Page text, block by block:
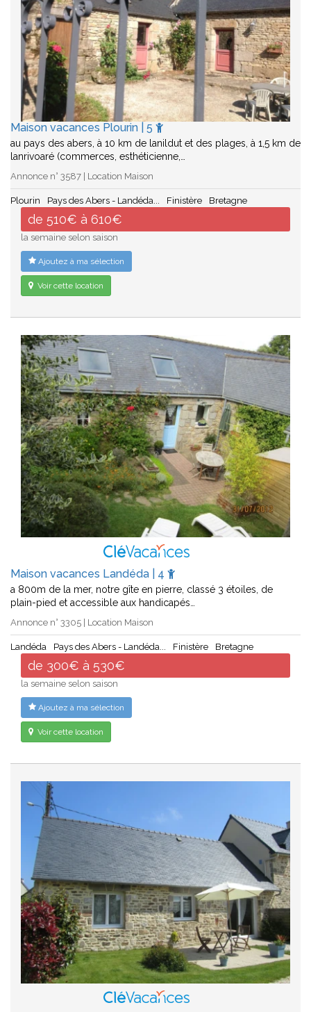
Maison vacances Plourin | 5
au pays des abers, à 10 km de lanildut et des plages, à 1,5 km de
lanrivoaré (commerces, esthéticienne,…
Annonce n° 3587 | Location Maison
Plourin Pays des Abers - Landéda... Finistère Bretagne
de 510€ à 610€
la semaine selon saison
Ajoutez à ma sélection
Voir cette location
Maison vacances Landéda | 4
a 800m de la mer, notre gîte en pierre, classé 3 étoiles, de
plain-pied et accessible aux handicapés…
Annonce n° 3305 | Location Maison
Landéda Pays des Abers - Landéda... Finistère Bretagne
de 300€ à 530€
la semaine selon saison
Ajoutez à ma sélection
Voir cette location